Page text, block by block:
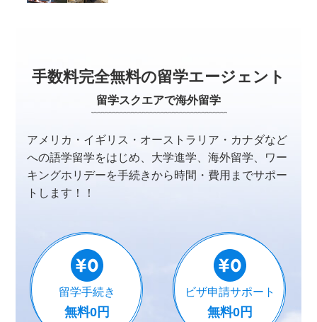
手数料完全無料の留学エージェント
留学スクエアで海外留学
アメリカ・イギリス・オーストラリア・カナダなど
への語学留学をはじめ、大学進学、海外留学、ワー
キングホリデーを手続きから時間・費用までサポー
トします！！
留学手続き
無料0円
ビザ申請サポート
無料0円